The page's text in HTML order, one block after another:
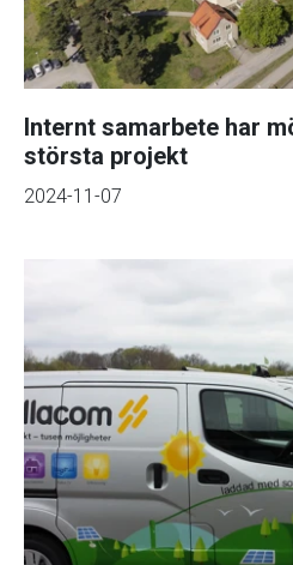
Internt samarbete har
största projekt
2024-11-07